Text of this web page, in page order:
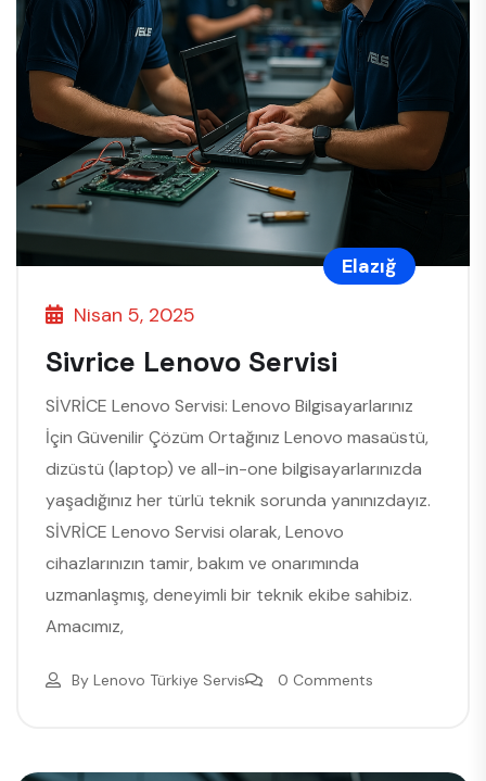
Elazığ
Nisan 5, 2025
Sivrice Lenovo Servisi
SİVRİCE Lenovo Servisi: Lenovo Bilgisayarlarınız
İçin Güvenilir Çözüm Ortağınız Lenovo masaüstü,
dizüstü (laptop) ve all-in-one bilgisayarlarınızda
yaşadığınız her türlü teknik sorunda yanınızdayız.
SİVRİCE Lenovo Servisi olarak, Lenovo
cihazlarınızın tamir, bakım ve onarımında
uzmanlaşmış, deneyimli bir teknik ekibe sahibiz.
Amacımız,
By Lenovo Türkiye Servis 0 Comments